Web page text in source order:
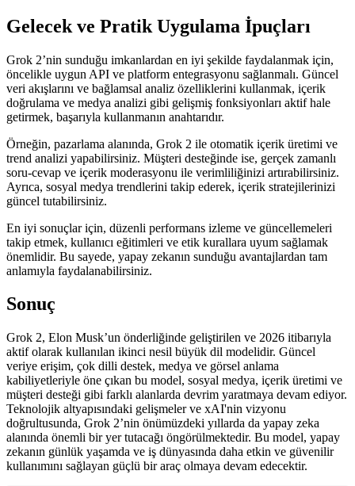
Gelecek ve Pratik Uygulama İpuçları
Grok 2’nin sunduğu imkanlardan en iyi şekilde faydalanmak için,
öncelikle uygun API ve platform entegrasyonu sağlanmalı. Güncel
veri akışlarını ve bağlamsal analiz özelliklerini kullanmak, içerik
doğrulama ve medya analizi gibi gelişmiş fonksiyonları aktif hale
getirmek, başarıyla kullanmanın anahtarıdır.
Örneğin, pazarlama alanında, Grok 2 ile otomatik içerik üretimi ve
trend analizi yapabilirsiniz. Müşteri desteğinde ise, gerçek zamanlı
soru-cevap ve içerik moderasyonu ile verimliliğinizi artırabilirsiniz.
Ayrıca, sosyal medya trendlerini takip ederek, içerik stratejilerinizi
güncel tutabilirsiniz.
En iyi sonuçlar için, düzenli performans izleme ve güncellemeleri
takip etmek, kullanıcı eğitimleri ve etik kurallara uyum sağlamak
önemlidir. Bu sayede, yapay zekanın sunduğu avantajlardan tam
anlamıyla faydalanabilirsiniz.
Sonuç
Grok 2, Elon Musk’un önderliğinde geliştirilen ve 2026 itibarıyla
aktif olarak kullanılan ikinci nesil büyük dil modelidir. Güncel
veriye erişim, çok dilli destek, medya ve görsel anlama
kabiliyetleriyle öne çıkan bu model, sosyal medya, içerik üretimi ve
müşteri desteği gibi farklı alanlarda devrim yaratmaya devam ediyor.
Teknolojik altyapısındaki gelişmeler ve xAI'nin vizyonu
doğrultusunda, Grok 2’nin önümüzdeki yıllarda da yapay zeka
alanında önemli bir yer tutacağı öngörülmektedir. Bu model, yapay
zekanın günlük yaşamda ve iş dünyasında daha etkin ve güvenilir
kullanımını sağlayan güçlü bir araç olmaya devam edecektir.